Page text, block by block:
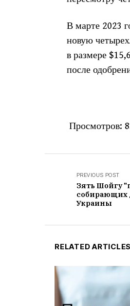
В марте 2023
новую
в размере
после
Просмотров:
PREVIOUS POST
Зять Шойгу
собирающих
Украины
RELATED ARTICLES